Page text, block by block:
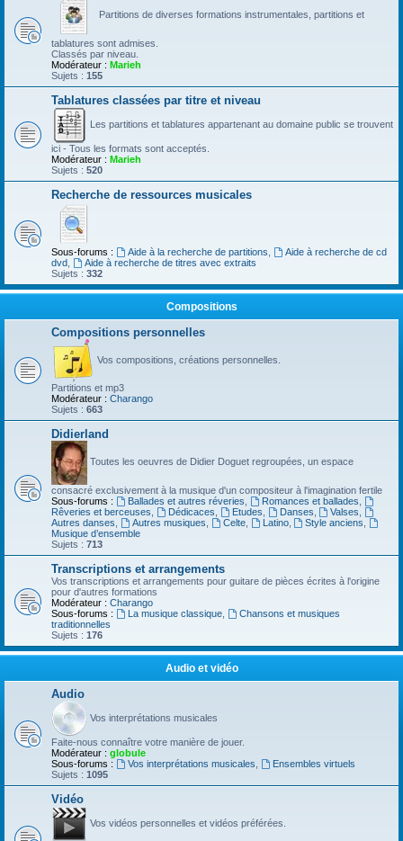
Partitions de diverses formations instrumentales, partitions et
tablatures sont admises.
Classés par niveau.
Modérateur : Marieh
Sujets : 155
Tablatures classées par titre et niveau
Les partitions et tablatures appartenant au domaine public se trouvent
ici - Tous les formats sont acceptés.
Modérateur : Marieh
Sujets : 520
Recherche de ressources musicales
Sous-forums : Aide à la recherche de partitions
Aide à recherche de cd
dvd
Aide à recherche de titres avec extraits
Sujets : 332
Compositions
Compositions personnelles
Vos compositions, créations personnelles.
Partitions et mp3
Modérateur : Charango
Sujets : 663
Didierland
Toutes les oeuvres de Didier Doguet regroupées, un espace
consacré exclusivement à la musique d'un compositeur à l'imagination fertile
Sous-forums :
Ballades et autres réveries Romances et ballades
Rêveries et berceuses
Dédicaces Etudes Danses Valses
Autres danses
Autres musiques Celte, Latino, Style anciens
Musique d’ensemble
Sujets : 713
Transcriptions et arrangements
Vos transcriptions et arrangements pour guitare de pièces écrites à l'origine
pour d'autres formations
Modérateur : Charango
Sous-forums :
La musique classique,
Chansons et musiques
traditionnelles
Sujets : 176
Audio et vidéo
Audio
Vos interprétations musicales
Faite-nous connaître votre manière de jouer.
Modérateur : globule
Sous-forums :
Vos interprétations musicales
Ensembles virtuels
Sujets : 1095
Vidéo
Vos vidéos personnelles et vidéos préférées.